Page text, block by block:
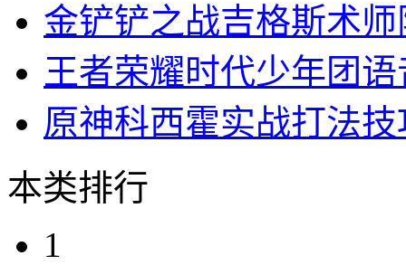
金铲铲之战吉格斯术
王者荣耀时代少年团
原神科西霍实战打法
本类排行
1